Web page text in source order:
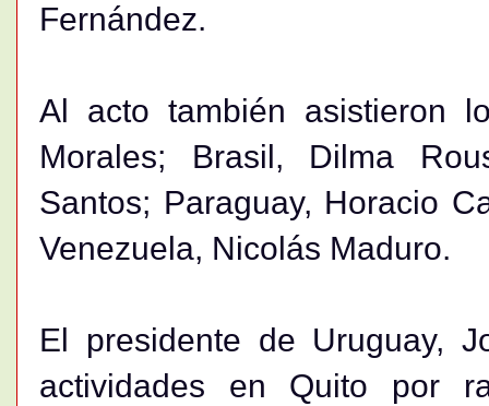
Fernández.
Al acto también asistieron
Morales; Brasil, Dilma
Santos; Paraguay, Horacio
Venezuela, Nicolás Maduro.
El presidente de Uruguay,
actividades en Quito por